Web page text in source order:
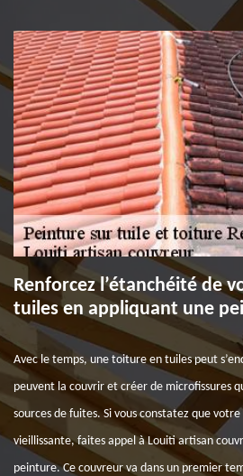
Renforcez l’étanchéité de
tuiles en appliquant une
Avec le temps, une toiture en tuiles peut
peuvent la couvrir et créer de microfissures
sources de fuites. Si vous constatez que
vieillissante, faites appel à Louiti artisan
peinture. Ce couvreur va dans un premier